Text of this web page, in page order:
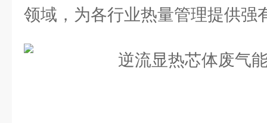
领域，为各行业热量管理提供强